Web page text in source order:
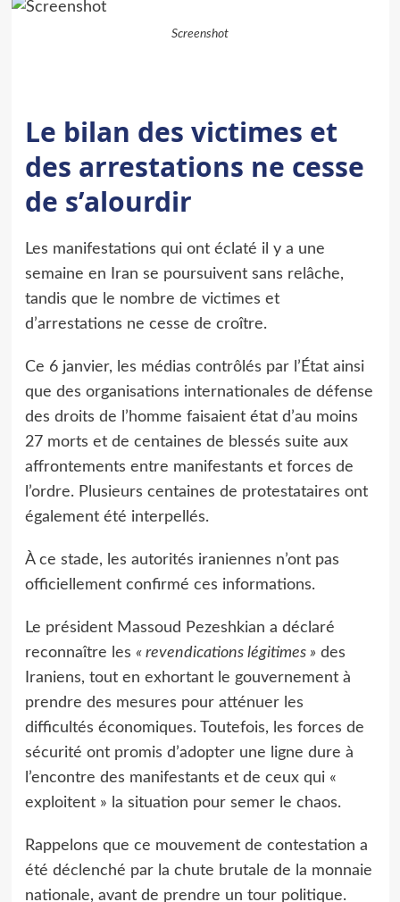
Screenshot
Le bilan des victimes et
des arrestations ne cesse
de s’alourdir
Les manifestations qui ont éclaté il y a une
semaine en Iran se poursuivent sans relâche,
tandis que le nombre de victimes et
d’arrestations ne cesse de croître.
Ce 6 janvier, les médias contrôlés par l’État ainsi
que des organisations internationales de défense
des droits de l’homme faisaient état d’au moins
27 morts et de centaines de blessés suite aux
affrontements entre manifestants et forces de
l’ordre. Plusieurs centaines de protestataires ont
également été interpellés.
À ce stade, les autorités iraniennes n’ont pas
officiellement confirmé ces informations.
Le président Massoud Pezeshkian a déclaré
reconnaître les « revendications légitimes » des
Iraniens, tout en exhortant le gouvernement à
prendre des mesures pour atténuer les
difficultés économiques. Toutefois, les forces de
sécurité ont promis d’adopter une ligne dure à
l’encontre des manifestants et de ceux qui «
exploitent » la situation pour semer le chaos.
Rappelons que ce mouvement de contestation a
été déclenché par la chute brutale de la monnaie
nationale, avant de prendre un tour politique.